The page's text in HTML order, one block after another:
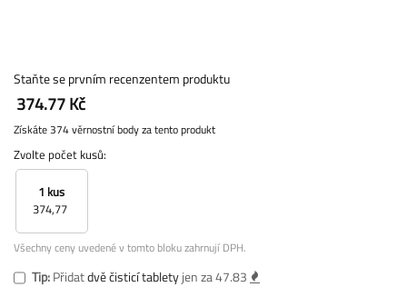
Staňte se prvním recenzentem produktu
374.77 Kč
Získáte 374 věrnostní body za tento produkt
Zvolte počet kusů:
1 kus
374,77
Všechny ceny uvedené v tomto bloku zahrnují DPH.
Tip:Přidatdvě čisticí tabletyjen za 47.83